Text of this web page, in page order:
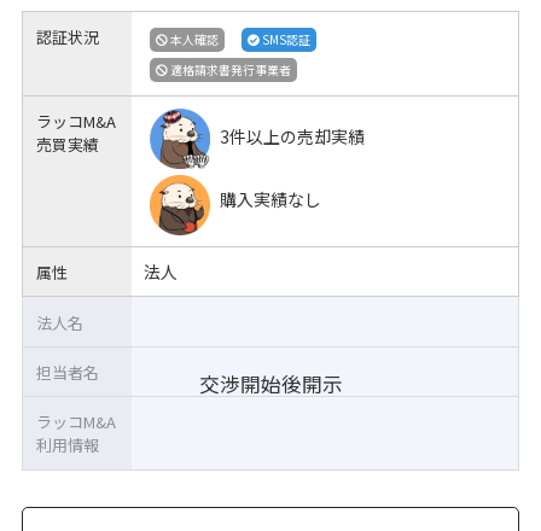
認証状況 本人確認
SMS認証
適格請求書発行事業者
ラッコM&A
売買実績
3件以上の売却実績
購入実績なし
属性 法人
交渉開始後開示
法人名
担当者名
ラッコM&A
利用情報